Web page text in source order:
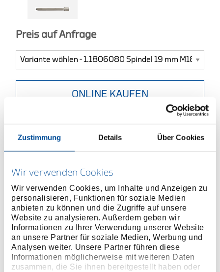
Zustimmung Details Über Cookies
Wir verwenden Cookies
Wir verwenden Cookies, um Inhalte und Anzeigen zu
personalisieren, Funktionen für soziale Medien
anbieten zu können und die Zugriffe auf unsere
Website zu analysieren. Außerdem geben wir
Informationen zu Ihrer Verwendung unserer Website
an unsere Partner für soziale Medien, Werbung und
Analysen weiter. Unsere Partner führen diese
Informationen möglicherweise mit weiteren Daten
zusammen, die Sie ihnen bereitgestellt haben oder
Preis auf Anfrage
ONLINE KAUFEN
Verdöpptes/vernietetes Druckstück (Spitze)
Spindelkopf mit Antriebs-6-kant und
Impulsschlagfläche
Nitrocarburierte Spindeloberfläche, verschleißfest
und korrosionsbeständig
Gerolltes Feingewinde, bei gleichem Kraftaufwand -
mehr Druck